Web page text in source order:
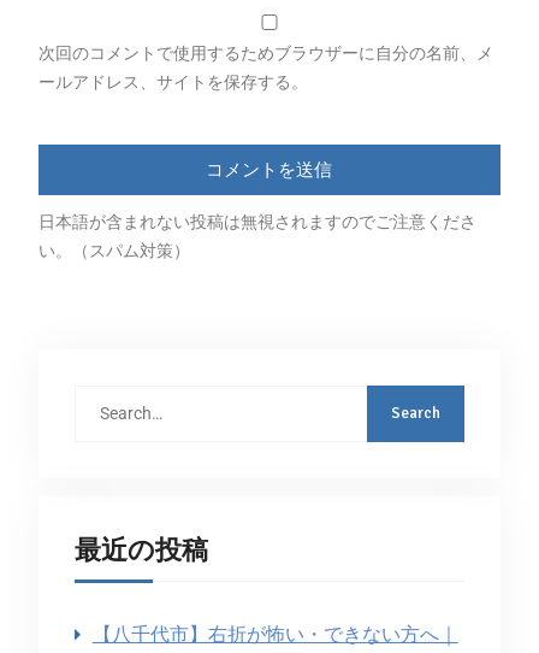
次回のコメントで使用するためブラウザーに自分の名前、メ
ールアドレス、サイトを保存する。
日本語が含まれない投稿は無視されますのでご注意くださ
い。（スパム対策）
最近の投稿
【八千代市】右折が怖い・できない方へ｜